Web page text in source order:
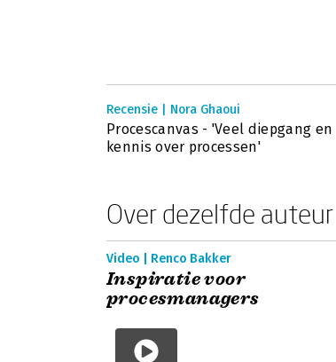
Recensie | Nora Ghaoui
Procescanvas - 'Veel diepgang en
kennis over processen'
Over dezelfde auteur
Video | Renco Bakker
Inspiratie voor
procesmanagers